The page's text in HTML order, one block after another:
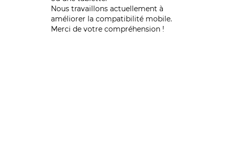
Nous travaillons actuellement à
améliorer la compatibilité mobile.
Merci de votre compréhension !